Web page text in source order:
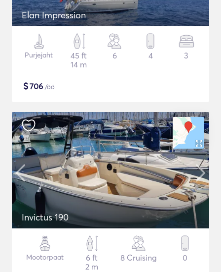
Elan Impression
Purjejaht
45 ft
14 m
6 4 3
$706 /öö
Invictus 190
Mootorpaat
6 ft
2 m
8 Cruising 0